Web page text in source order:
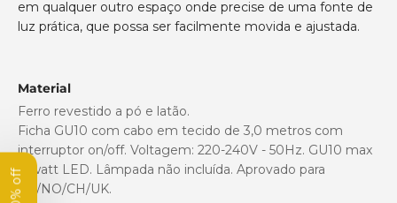
em qualquer outro espaço onde precise de uma fonte de
luz prática, que possa ser facilmente movida e ajustada.
Material
Ferro revestido a pó e latão.
Ficha GU10 com cabo em tecido de 3,0 metros com
interruptor on/off. Voltagem: 220-240V - 50Hz. GU10 max
8 watt LED. Lâmpada não incluída. Aprovado para
EU/NO/CH/UK.
Subscribe to our newsletter
and get 10% off your first order.
Name